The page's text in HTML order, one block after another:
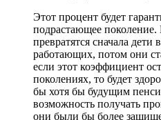
Этот процент будет
подрастающее
превратятся сначала дети
работающих, потом они
если этот коэффициент
поколениях, то будет
бы хотя бы будущим
возможность получать
они были бы более